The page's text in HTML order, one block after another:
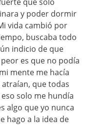
y poder dormir
vida cambió por
buscaba todo
indicio de que
es que no podía
mente me hacía
que todas
solo me hundía
algo que yo nunca
hago a la idea de